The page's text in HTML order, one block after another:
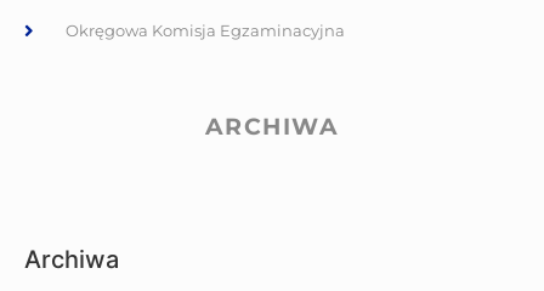
Okręgowa Komisja Egzaminacyjna
ARCHIWA
Archiwa